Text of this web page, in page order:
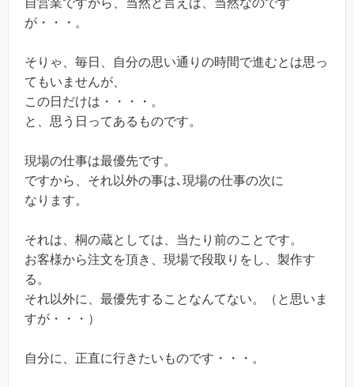
自営業ですから、当然と言えば、当然なのです
が・・・。
そりゃ、毎日、自分の思い通りの時間で進むとは思っ
てもいませんが、
この日だけは・・・・。
と、思う日ってあるものです。
現場の仕事は最優先です。
ですから、それ以外の事は､現場の仕事の次に
なります。
それは、桐の蔵としては、当たり前のことです。
お客様から注文を頂き、現場で段取りをし、製作す
る。
それ以外に、最優先することなんてない。（と思いま
すが・・・）
自分に、正直に行きたいものです・・・。